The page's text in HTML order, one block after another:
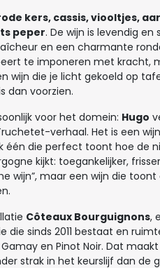
kers, cassis, viooltjes,
peper. De wijn is levendig en
en een charmante
te imponeren met kracht,
wijn die je licht gekoeld op
dan voorzien.
voor het domein: Hugo
verhaal. Het is een
één die perfect toont hoe de
kijkt: toegankelijker,
wijn”, maar een wijn die toont
Côteaux Bourguignons,
die sinds 2011 bestaat en
en Pinot Noir. Dat
strak in het keurslijf dan de